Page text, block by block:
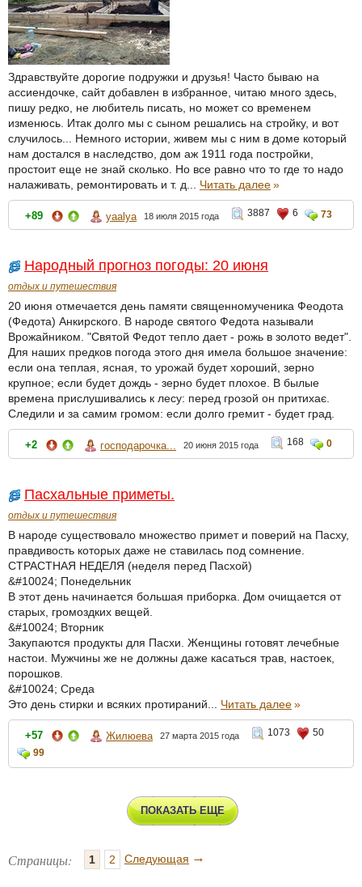
Здравствуйте дорогие подружки и друзья! Часто бываю на
ассиендочке, сайт добавлен в избранное, читаю много здесь,
пишу редко, не любитель писать, но может со временем
изменюсь. Итак долго мы с сыном решались на стройку, и вот
случилось... Немного истории, живем мы с ним в доме который
нам достался в наследство, дом аж 1911 года постройки,
простоит еще не знай сколько. Но все равно что то где то надо
налаживать, ремонтировать и т. д... Читать далее»
+89 yaalya 18 июля 2015 года 3887 6 73
Народный прогноз погоды: 20 июня
отдых и путешествия
20 июня отмечается день памяти священномученика Феодота
(Федота) Анкирского. В народе святого Федота называли
Врожайником. "Святой Федот тепло дает - рожь в золото ведет".
Для наших предков погода этого дня имела большое значение:
если она теплая, ясная, то урожай будет хороший, зерно
крупное; если будет дождь - зерно будет плохое. В былые
времена прислушивались к лесу: перед грозой он притихає.
Следили и за самим громом: если долго гремит - будет град.
+2 господарочка... 20 июня 2015 года 168 0
Пасхальные приметы.
отдых и путешествия
В народе существовало множество примет и поверий на Пасху,
правдивость которых даже не ставилась под сомнение.
СТРАСТНАЯ НЕДЕЛЯ (неделя перед Пасхой)
&#10024; Понедельник
В этот день начинается большая приборка. Дом очищается от
старых, громоздких вещей.
&#10024; Вторник
Закупаются продукты для Пасхи. Женщины готовят лечебные
настои. Мужчины же не должны даже касаться трав, настоек,
порошков.
&#10024; Среда
Это день стирки и всяких протираний... Читать далее»
+57 Жилюева 27 марта 2015 года 1073
50
99
ПОКАЗАТЬ ЕЩЕ
Страницы: 1 2 Следующая →